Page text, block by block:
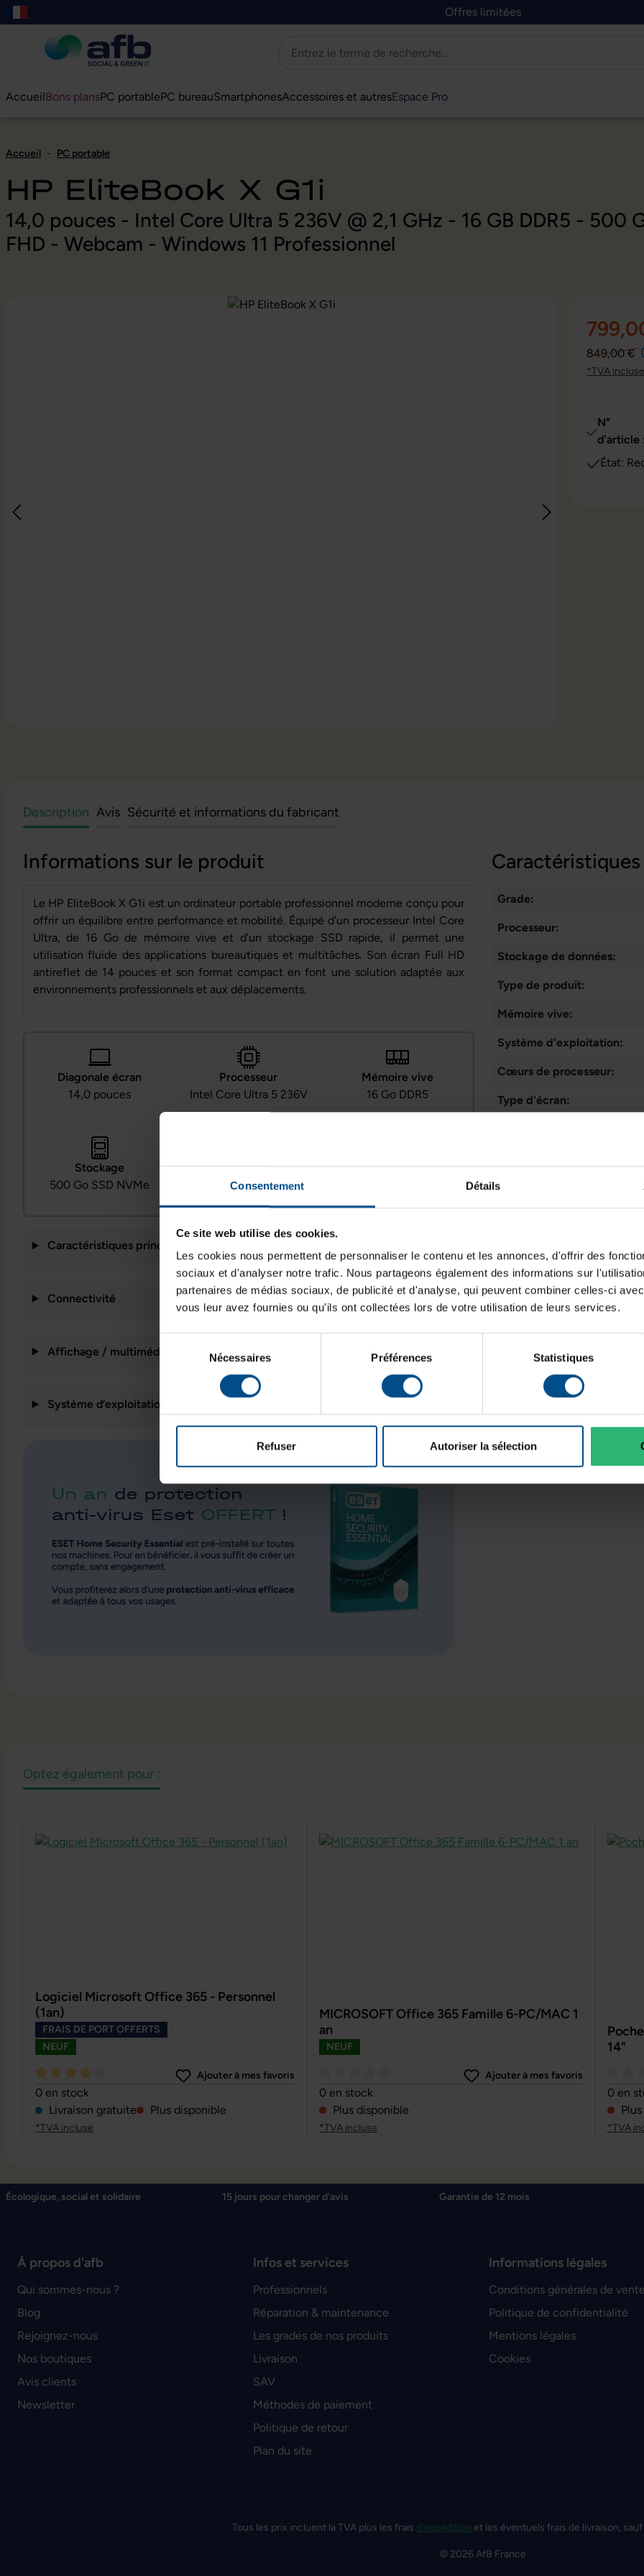
Consentement Détails
Ce site web utilise des cookies.
Les cookies nous permettent de personnaliser le contenu et les annonces, d'offrir des
sociaux et d'analyser notre trafic. Nous partageons également des informations sur
partenaires de médias sociaux, de publicité et d'analyse, qui peuvent combiner celles-ci
vous leur avez fournies ou qu'ils ont collectées lors de votre utilisation de leurs services.
du
consentement
Nécessaires Préférences Statistiques
Refuser Autoriser la sélection
au contenu principal
à la recherche
Passer à la navigation principale
Skip to B2B platform navigation Offres limitées
AccueilBons plansPC portablePC bureauSmartphonesAccessoires et autresEspace Pro
Accueil - PC portable
HP EliteBook X G1i
14,0 pouces - Intel Core Ultra 5 236V @ 2,1 GHz - 16 GB DDR5 - 500
FHD - Webcam - Windows 11 Professionnel
849,00 €
*TVA incluse
N°
d'article :
État:
Description Avis Sécurité et informations du fabricant
Informations sur le produit
Le HP EliteBook X G1i est un ordinateur portable professionnel moderne conçu pour
offrir un équilibre entre performance et mobilité. Équipé d’un processeur Intel Core
Ultra, de 16 Go de mémoire vive et d’un stockage SSD rapide, il permet une
utilisation fluide des applications bureautiques et multitâches. Son écran Full HD
antireflet de 14 pouces et son format compact en font une solution adaptée aux
environnements professionnels et aux déplacements.
Diagonale écran
14,0 pouces
Processeur
Intel Core Ultra 5 236V
Mémoire vive
16 Go DDR5
Stockage
500 Go SSD NVMe
Professionnel
Connectiques
Caractéristiques principales
Connectivité
Affichage / multimédia
Système d’exploitation / fonctionnalités
Grade:
Processeur:
Stockage de données:
Type de produit:
Mémoire vive:
Système d'exploitation:
Cœurs de processeur:
Type d'écran:
Résolution de l'écran:
Disposition du clavier:
Puce graphique intégrée:
État:
Programme de partenariat:
Lancement sur le marché:
GTIN/EAN :
Optez également pour :
Logiciel Microsoft Office 365 - Personnel
(1an)
FRAIS DE PORT OFFERTS
NEUF
Note moyenne de 4 sur 5 étoiles
Ajouter à mes favoris
0 en stock
Livraison gratuite
Plus disponible
*TVA incluse
MICROSOFT Office 365 Famille 6-PC/MAC 1
an
NEUF
Note moyenne de 0 sur 5 étoiles
Ajouter à mes favoris
0 en stock
Plus disponible
*TVA incluse
14"
Note
0 en
*TVA
Écologique, social et solidaire 15 jours pour changer d'avis Garantie de 12 mois
À propos d'afb
Qui sommes-nous ?
Blog
Rejoignez-nous
Nos boutiques
Avis clients
Newsletter
Infos et services
Professionnels
Réparation & maintenance
Les grades de nos produits
Livraison
SAV
Méthodes de paiement
Politique de retour
Plan du site
Informations légales
Conditions générales de
Politique de confidentialité
Mentions légales
Cookies
Tous les prix incluent la TVA plus les frais d'expédition et les éventuels frais de livraison,
© 2026 AfB France